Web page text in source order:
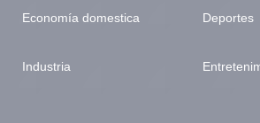
Economía domestica
Industria
Deportes